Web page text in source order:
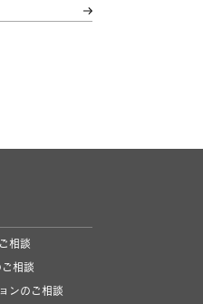
相談
相談
ンのご相談